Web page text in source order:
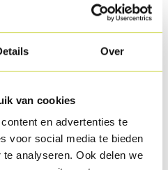
Over
van cookies
en advertenties te
voor social media te bieden
analyseren. Ook delen we